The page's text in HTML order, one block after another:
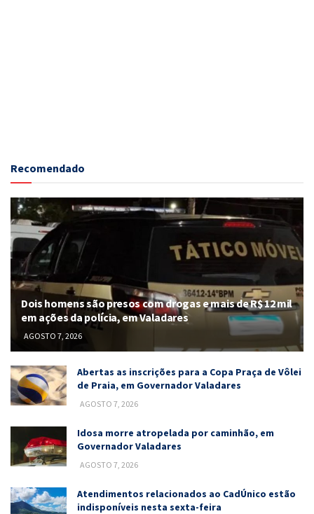
Recomendado
Dois homens são presos com drogas e mais de R$ 12 mil
em ações da polícia, em Valadares
AGOSTO 7, 2026
Abertas as inscrições para a Copa Praça de Vôlei
de Praia, em Governador Valadares
AGOSTO 7, 2026
Idosa morre atropelada por caminhão, em
Governador Valadares
AGOSTO 7, 2026
Atendimentos relacionados ao CadÚnico estão
indisponíveis nesta sexta-feira